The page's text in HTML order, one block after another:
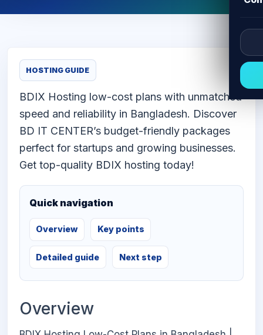
HOSTING GUIDE
BDIX Hosting low-cost plans with unmatched
speed and reliability in Bangladesh. Discover
BD IT CENTER’s budget-friendly packages
perfect for startups and growing businesses.
Get top-quality BDIX hosting today!
Quick navigation
Overview Key points
Detailed guide Next step
Overview